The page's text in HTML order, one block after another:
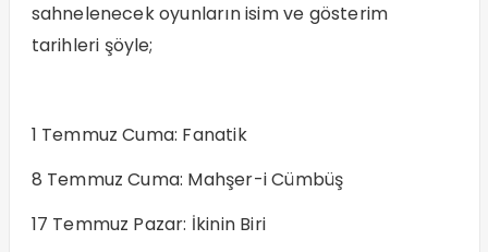
sahnelenecek oyunların isim ve gösterim
tarihleri şöyle;
1 Temmuz Cuma: Fanatik
8 Temmuz Cuma: Mahşer-i Cümbüş
17 Temmuz Pazar: İkinin Biri